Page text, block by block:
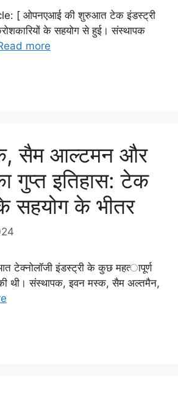
[ ओपनएआई की शुरुआत टेक इंडस्ट्री
के सहयोग से हुई। संस्थापक
more
सैम आल्टमन और
गुप्त इतिहास: टेक
सहयोग के भीतर
टेक्‍नोलॉजी इंडस्‍ट्री के कुछ महत्‍ापूर्ण
थी। संस्‍थापक, इवन मस्क, सैम अल्तमैन,